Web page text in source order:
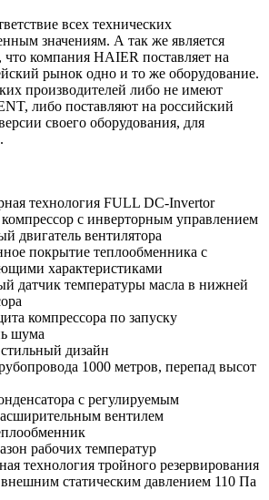
всех технических
значениям. А так же является
что компания HAIER поставляет на
рынок одно и то же оборудование.
производителей либо не имеют
либо поставляют на российский
своего оборудования, для
технология FULL DC-Invertor
с инверторным управлением
двигатель вентилятора
покрытие теплообменника с
характеристиками
датчик температуры масла в нижней
компрессора по запуску
шума
дизайн
1000 метров, перепад высот
с регулируемым
вентилем
рабочих температур
технология тройного резервирования
статическим давлением 110 Па